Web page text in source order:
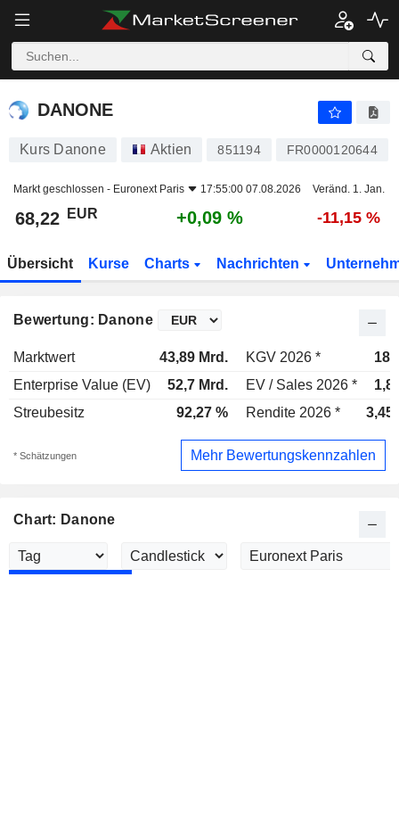
DANONE
DANONE
Kurs Danone Aktien 851194 FR0000120644
Markt geschlossen - Euronext Paris 17:55:00 07.08.2026 Veränd. 1. Jan.
68,22 EUR +0,09 % -11,15 %
Übersicht Kurse Charts Nachrichten
Bewertung: Danone
Marktwert 43,89 Mrd. KGV 2026 *
Enterprise Value (EV)
52,7 Mrd. EV / Sales 2026 *
Streubesitz
92,27 % Rendite 2026 * 3,45
* Schätzungen Mehr Bewertungskennzahlen
Chart: Danone